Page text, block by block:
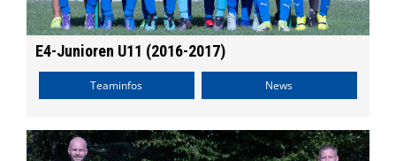
E4-Junioren U11 (2016-2017)
Teaminfos News